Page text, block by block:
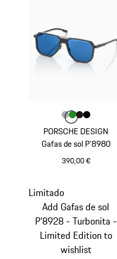
PORSCHE DESIGN
Gafas de sol P'8980
390,00 €
Color
ColorGris
Color
ColorColor
Limitado
Add Gafas de sol
P'8928 - Turbonita -
Limited Edition to
wishlist